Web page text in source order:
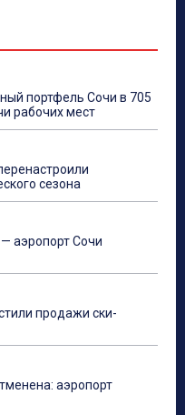
портфель Сочи в 705
рабочих мест
сезона
аэропорт Сочи
продажи ски-
аэропорт